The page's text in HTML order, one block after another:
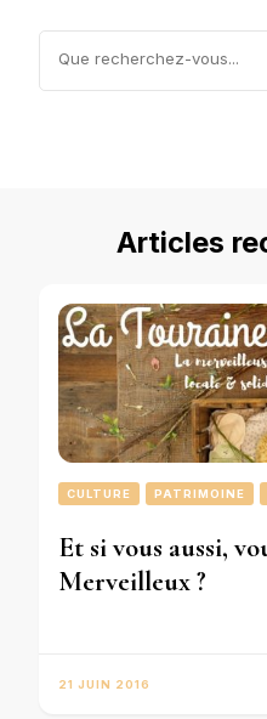
Articles
CULTURE PATRIMOINE
Et si vous aussi,
Merveilleux ?
21 JUIN 2016